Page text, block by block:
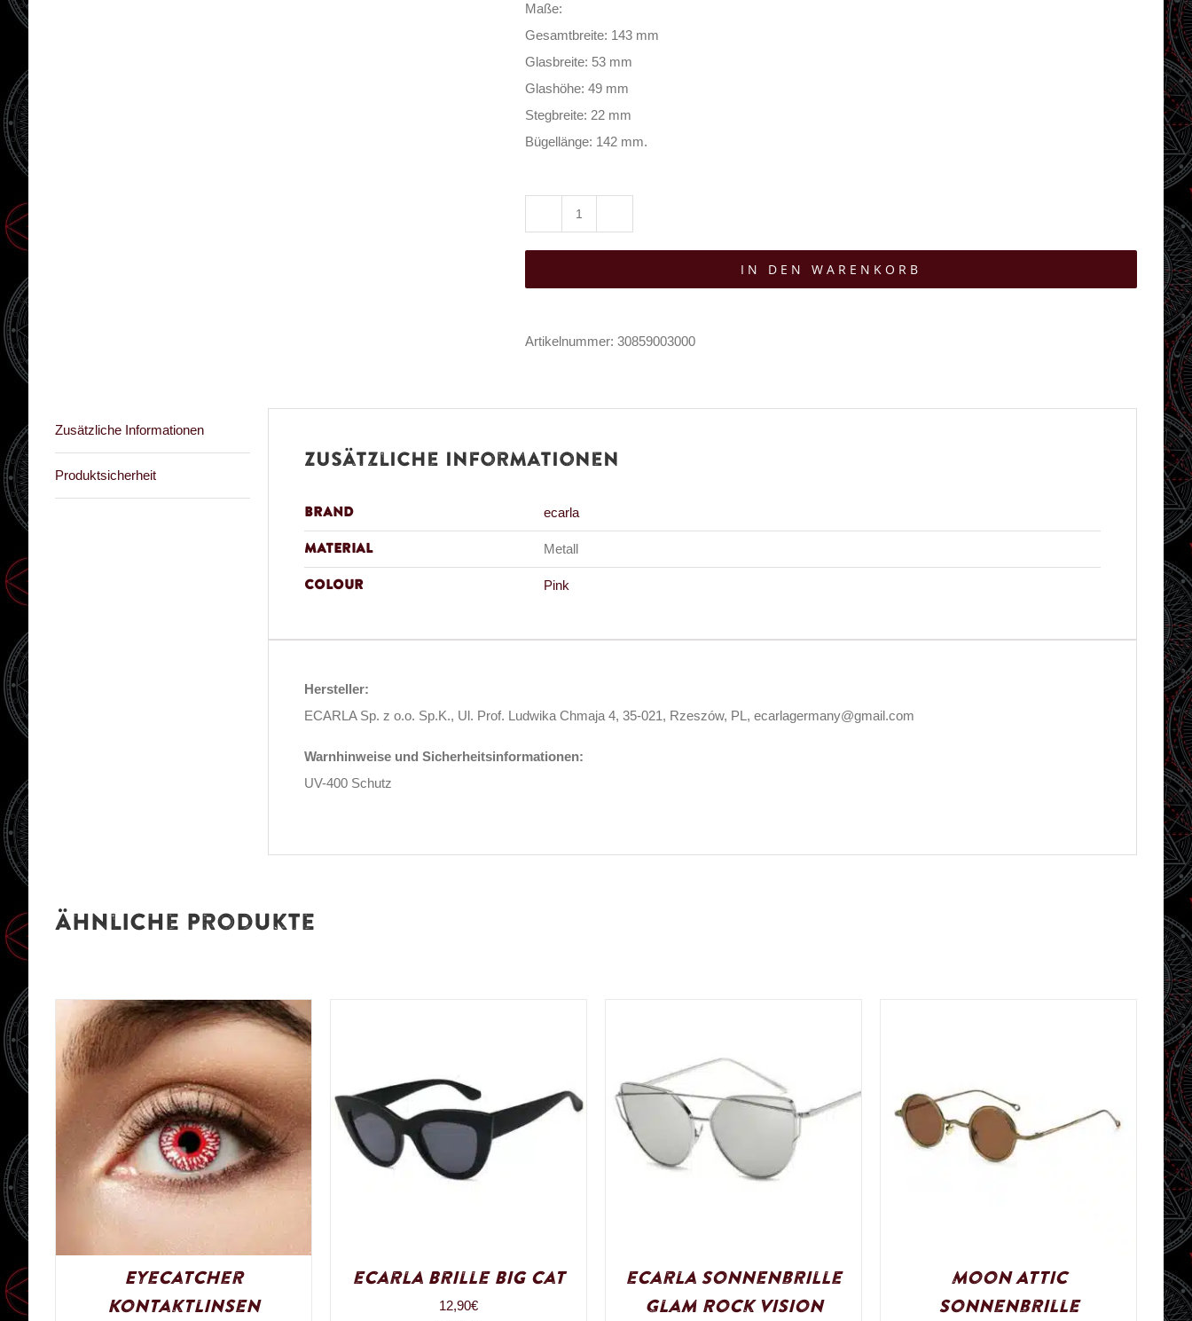
Maße:
Gesamtbreite: 143 mm
Glasbreite: 53 mm
Glashöhe: 49 mm
Stegbreite: 22 mm
Bügellänge: 142 mm.
Sonnenbrille
IN DEN WARENKORB
Artikelnummer: 30859003000
Zusätzliche Informationen
Produktsicherheit
Zusätzliche Informationen
Brand ecarla
Material Metall
Colour Pink
Hersteller:
ECARLA Sp. z o.o. Sp.K., Ul. Prof. Ludwika Chmaja 4, 35-021, Rzeszów, PL, ecarlagermany@gmail.com
Warnhinweise und Sicherheitsinformationen:
UV-400 Schutz
Ähnliche Produkte
Eyecatcher
Kontaktlinsen
eCarla Brille Big Cat
12,90€
eCarla Sonnenbrille
Glam Rock Vision
Moon Attic
Sonnenbrille